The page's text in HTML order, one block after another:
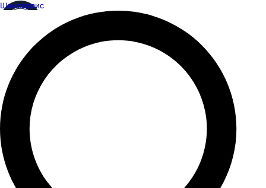
Шинсервис